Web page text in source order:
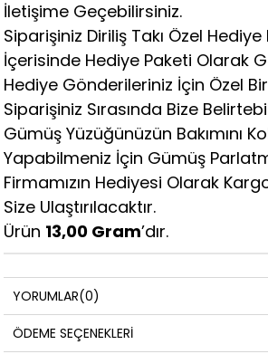
İletişime Geçebilirsiniz.
Siparişiniz Diriliş Takı Özel
İçerisinde Hediye Paketi Olarak
Hediye Gönderileriniz İçin Özel
Siparişiniz Sırasında Bize
Gümüş Yüzüğünüzün Bakımını
Yapabilmeniz İçin Gümüş
Firmamızın Hediyesi Olarak
Size Ulaştırılacaktır.
Ürün 13,00 Gram’dır.
YORUMLAR(0)
ÖDEME SEÇENEKLERI